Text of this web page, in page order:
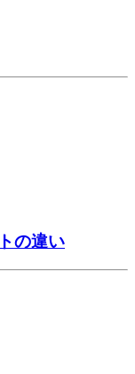
の違い